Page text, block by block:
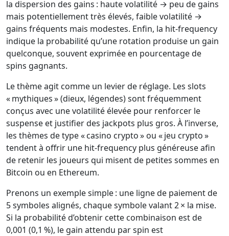
la dispersion des gains : haute volatilité → peu de gains
mais potentiellement très élevés, faible volatilité →
gains fréquents mais modestes. Enfin, la hit‑frequency
indique la probabilité qu’une rotation produise un gain
quelconque, souvent exprimée en pourcentage de
spins gagnants.
Le thème agit comme un levier de réglage. Les slots
« mythiques » (dieux, légendes) sont fréquemment
conçus avec une volatilité élevée pour renforcer le
suspense et justifier des jackpots plus gros. À l’inverse,
les thèmes de type « casino crypto » ou « jeu crypto »
tendent à offrir une hit‑frequency plus généreuse afin
de retenir les joueurs qui misent de petites sommes en
Bitcoin ou en Ethereum.
Prenons un exemple simple : une ligne de paiement de
5 symboles alignés, chaque symbole valant 2 × la mise.
Si la probabilité d’obtenir cette combinaison est de
0,001 (0,1 %), le gain attendu par spin est